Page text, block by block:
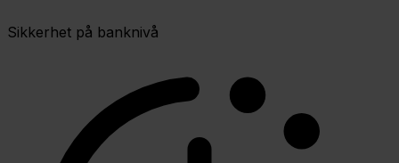
Sikkerhet på banknivå